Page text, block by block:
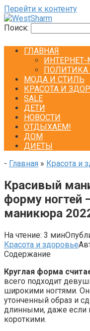
Перейти к контенту
Поиск:
ГЛАВНАЯ
ПОЛИТИКА
МОДА И СТИЛЬ
КРАСОТА И
SALE
ДЕТИ
НОВОСТИ
ОТДЫХАЕМ!
ДОМ
ДИЕТЫ
- Главная » Красота и
Красивый
форму ногтей
маникюра
На чтение: 3 мин
Красота и здоровье
Содержание
Круглая форма
всего подходит
широкими ногтями.
утонченный образ и
длинными, даже если
короткими.